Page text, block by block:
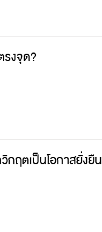
รงจุด?
ฤตเป็นโอกาสยั่งยืน